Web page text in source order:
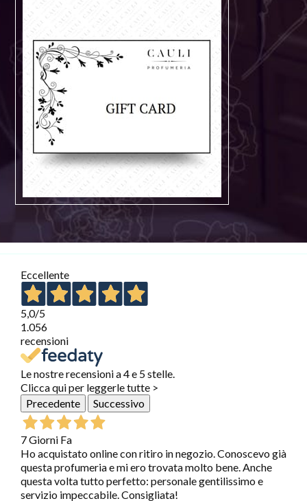
Eccellente
5,0/5
1.056
recensioni
Le nostre recensioni a 4 e 5 stelle.
Clicca qui per leggerle tutte >
Precedente
Successivo
7 Giorni Fa
Ho acquistato online con ritiro in negozio. Conoscevo già
questa profumeria e mi ero trovata molto bene. Anche
questa volta tutto perfetto: personale gentilissimo e
servizio impeccabile. Consigliata!